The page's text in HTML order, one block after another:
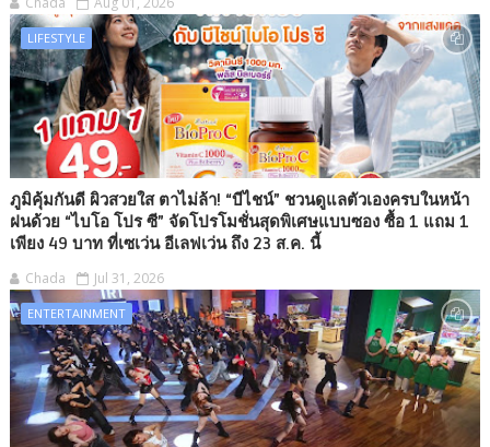
LIFESTYLE
ภูมิคุ้มกันดี ผิวสวยใส ตาไม่ล้า! “บีไชน์” ชวนดูแลตัวเองครบในหน้า
ฝนด้วย “ไบโอ โปร ซี” จัดโปรโมชั่นสุดพิเศษแบบซอง ซื้อ 1 แถม 1
เพียง 49 บาท ที่เซเว่น อีเลฟเว่น ถึง 23 ส.ค. นี้
Chada Jul 31, 2026
ENTERTAINMENT